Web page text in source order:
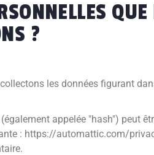
?
les données figurant
appelée "hash") peut
: https://automattic.com/